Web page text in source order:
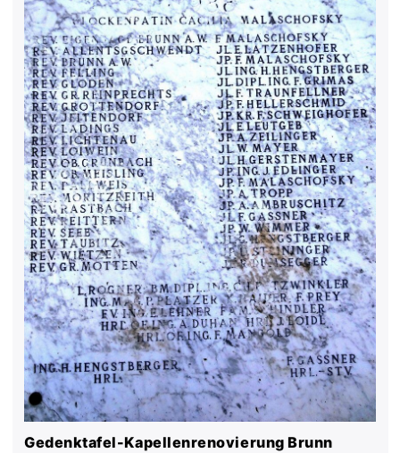
Gedenktafel-Kapellenrenovierung Brunn